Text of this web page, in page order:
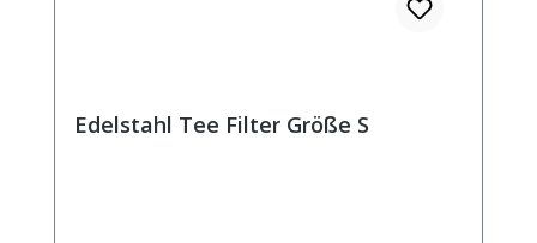
Edelstahl Tee Filter Größe S